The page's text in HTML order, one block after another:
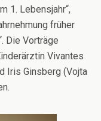
1. Lebensjahr“,
früher
Die Vorträge
Vivantes
Iris Ginsberg (Vojta